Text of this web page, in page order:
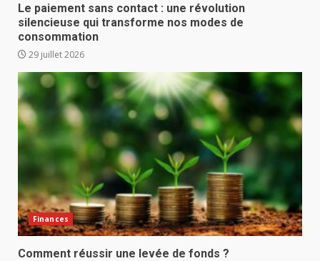
Le paiement sans contact : une révolution
silencieuse qui transforme nos modes de
consommation
29 juillet 2026
Finances
Comment réussir une levée de fonds ?